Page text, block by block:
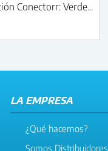
Conectorr: Verde...
LA EMPRESA
¿Qué hacemos?
Somos Distribuidores